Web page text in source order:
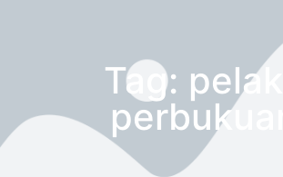
Tag: pelaku
perbukuan